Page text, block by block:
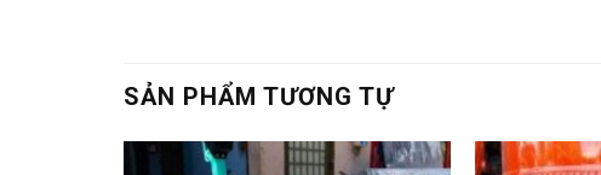
SẢN PHẨM TƯƠNG TỰ